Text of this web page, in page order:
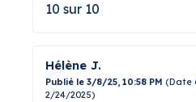
10 sur 10
Hélène J.
Publié le 3/8/25, 10:58 PM (Date
2/24/2025)